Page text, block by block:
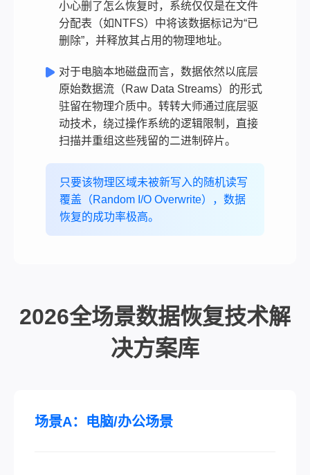
小心删了怎么恢复时，系统仅仅是在文件
分配表（如NTFS）中将该数据标记为“已
删除”，并释放其占用的物理地址。
对于电脑本地磁盘而言，数据依然以底层
原始数据流（Raw Data Streams）的形式
驻留在物理介质中。转转大师通过底层驱
动技术，绕过操作系统的逻辑限制，直接
扫描并重组这些残留的二进制碎片。
只要该物理区域未被新写入的随机读写
覆盖（Random I/O Overwrite），数据
恢复的成功率极高。
2026全场景数据恢复技术解
决方案库
场景A：电脑/办公场景